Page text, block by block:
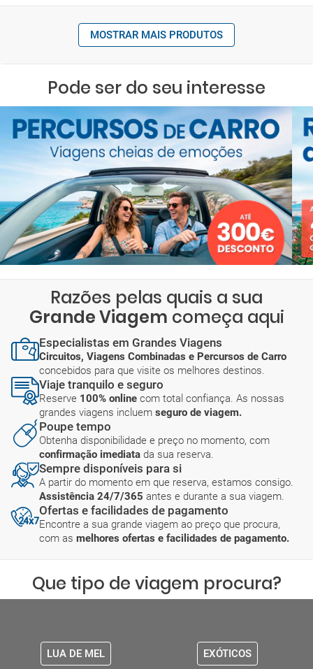
MOSTRAR MAIS PRODUTOS
Pode ser do seu interesse
Razões pelas quais a sua
Grande Viagem começa aqui
Especialistas em Grandes Viagens
Circuitos, Viagens Combinadas e Percursos de Carro
concebidos para que visite os melhores destinos.
Viaje tranquilo e seguro
Reserve 100% online com total confiança. As nossas
grandes viagens incluem seguro de viagem.
Poupe tempo
Obtenha disponibilidade e preço no momento, com
confirmação imediata da sua reserva.
Sempre disponíveis para si
A partir do momento em que reserva, estamos consigo.
Assistência 24/7/365 antes e durante a sua viagem.
Ofertas e facilidades de pagamento
Encontre a sua grande viagem ao preço que procura,
com as melhores ofertas e facilidades de pagamento.
Que tipo de viagem procura?
LUA DE MEL EXÓTICOS